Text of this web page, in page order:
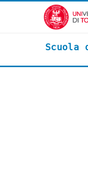
Vai al contenuto
Scuola